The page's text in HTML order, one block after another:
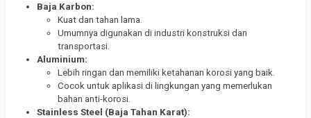
Baja Karbon:
Kuat dan tahan lama.
Umumnya digunakan di industri konstruksi dan
transportasi.
Aluminium:
Lebih ringan dan memiliki ketahanan korosi yang baik.
Cocok untuk aplikasi di lingkungan yang memerlukan
bahan anti-korosi.
Stainless Steel (Baja Tahan Karat):